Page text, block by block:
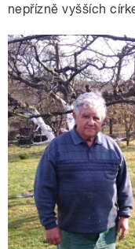
nepřízně vyšších